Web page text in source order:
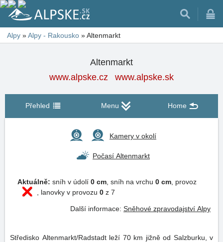
Alpy »Alpy - Rakousko »Altenmarkt
Altenmarkt
www.alpske.cz
www.alpske.sk
Přehled Menu Home
Kamery v okolí
Počasí Altenmarkt
Aktuálně: sníh v údolí 0 cm , sníh na vrchu 0 cm , provoz
, lanovky v provozu 0 z 7
Další informace: Sněhové zpravodajství Alpy
Středisko Altenmarkt/Radstadt leží 70 km jižně od Salzburku, v